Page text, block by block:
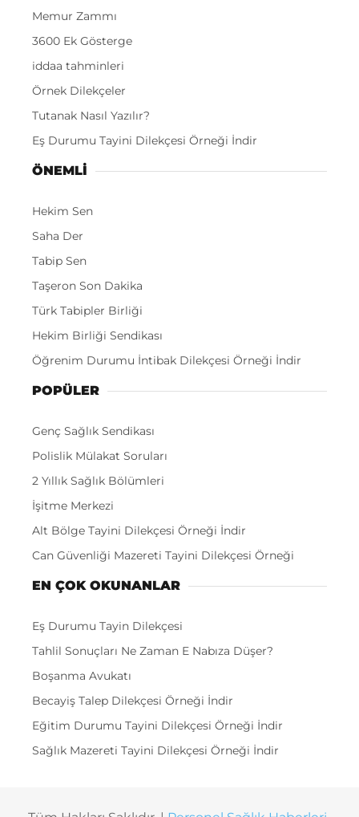
Memur Zammı
3600 Ek Gösterge
iddaa tahminleri
Örnek Dilekçeler
Tutanak Nasıl Yazılır?
Eş Durumu Tayini Dilekçesi Örneği İndir
ÖNEMLI
Hekim Sen
Saha Der
Tabip Sen
Taşeron Son Dakika
Türk Tabipler Birliği
Hekim Birliği Sendikası
Öğrenim Durumu İntibak Dilekçesi Örneği İndir
POPÜLER
Genç Sağlık Sendikası
Polislik Mülakat Soruları
2 Yıllık Sağlık Bölümleri
İşitme Merkezi
Alt Bölge Tayini Dilekçesi Örneği İndir
Can Güvenliği Mazereti Tayini Dilekçesi Örneği
EN ÇOK OKUNANLAR
Eş Durumu Tayin Dilekçesi
Tahlil Sonuçları Ne Zaman E Nabıza Düşer?
Boşanma Avukatı
Becayiş Talep Dilekçesi Örneği İndir
Eğitim Durumu Tayini Dilekçesi Örneği İndir
Sağlık Mazereti Tayini Dilekçesi Örneği İndir